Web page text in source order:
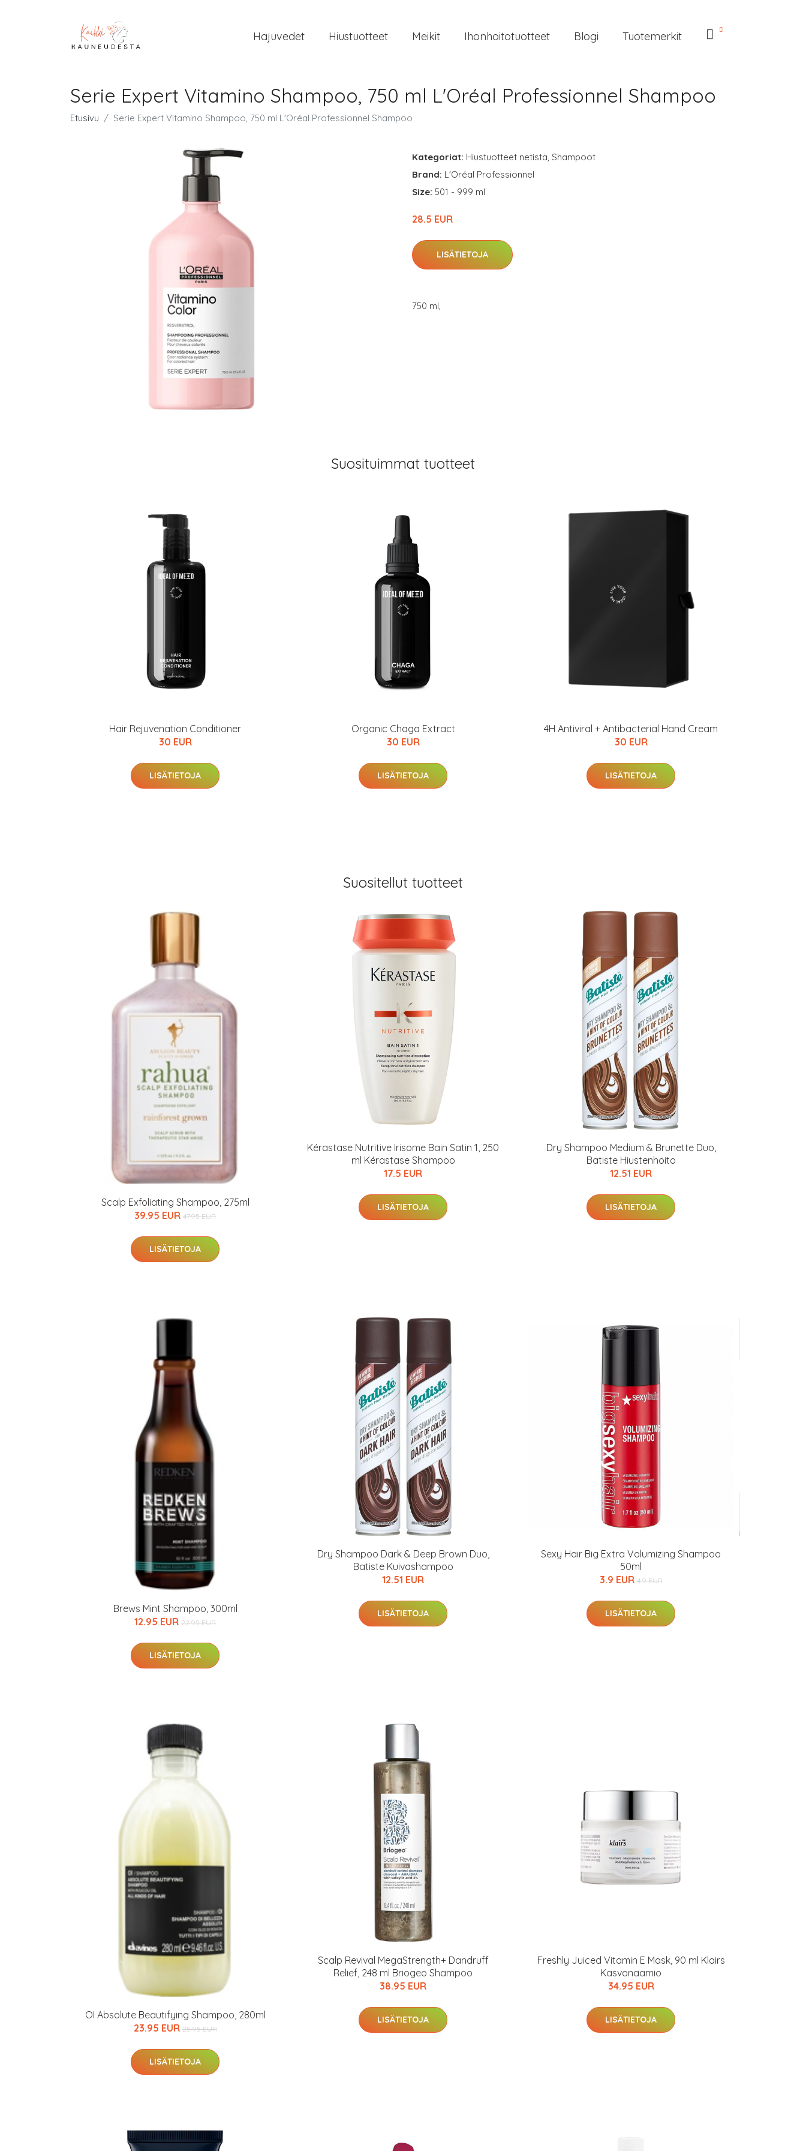
Hajuvedet Hiustuotteet Meikit Ihonhoitotuotteet Blogi Tuotemerkit
Serie Expert Vitamino Shampoo, 750 ml L'Oréal Professionnel Shampoo
Etusivu Serie Expert Vitamino Shampoo, 750 ml L'Oréal Professionnel Shampoo
Kategoriat: Hiustuotteet netistä, Shampoot
Brand: L'Oréal Professionnel
Size: 501 - 999 ml
28.5 EUR
LISÄTIETOJA
750 ml,
Suosituimmat tuotteet
Hair Rejuvenation Conditioner
30 EUR
LISÄTIETOJA
Organic Chaga Extract
30 EUR
LISÄTIETOJA
4H Antiviral + Antibacterial Hand Cream
30 EUR
LISÄTIETOJA
Suositellut tuotteet
Scalp Exfoliating Shampoo, 275ml
39.95 EUR 47.95 EUR
LISÄTIETOJA
Kérastase Nutritive Irisome Bain Satin 1, 250
ml Kérastase Shampoo
17.5 EUR
LISÄTIETOJA
Dry Shampoo Medium & Brunette Duo,
Batiste Hiustenhoito
12.51 EUR
LISÄTIETOJA
Brews Mint Shampoo, 300ml
12.95 EUR 22.95 EUR
LISÄTIETOJA
Dry Shampoo Dark & Deep Brown Duo,
Batiste Kuivashampoo
12.51 EUR
LISÄTIETOJA
Sexy Hair Big Extra Volumizing Shampoo
50ml
3.9 EUR 4.9 EUR
LISÄTIETOJA
OI Absolute Beautifying Shampoo, 280ml
23.95 EUR 25.95 EUR
LISÄTIETOJA
Scalp Revival MegaStrength+ Dandruff
Relief, 248 ml Briogeo Shampoo
38.95 EUR
LISÄTIETOJA
Freshly Juiced Vitamin E Mask, 90 ml Klairs
Kasvonaamio
34.95 EUR
LISÄTIETOJA
Erikoistarjous
IdealofMeD Kauppa
Kaikki IdealofMeDin tuotteet -20 %!
Varaa terveystarkastus
nyt vain 200 €
hintaan.
KATSO TARJOUS